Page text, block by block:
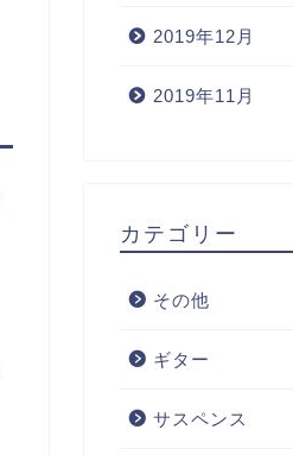
2019年12月
2019年11月
カテゴリー
その他
ギター
サスペンス